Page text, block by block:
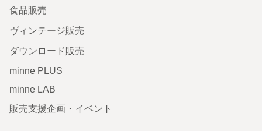
食品販売
ヴィンテージ販売
ダウンロード販売
minne PLUS
minne LAB
販売支援企画・イベント